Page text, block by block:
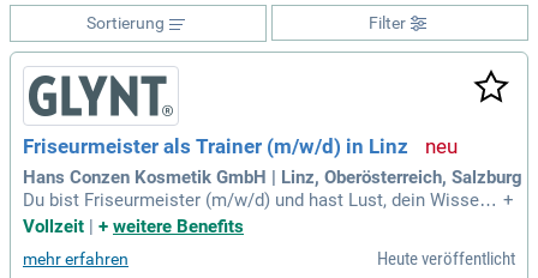
Filter
Sortierung
Friseurmeister als Trainer (m/w/d) in Linz
Hans Conzen Kosmetik GmbH | Linz, Oberösterreich, Salzburg
Du bist Friseurmeister (m/w/d) und hast Lust, dein Wissen
weiterzugeben, statt jeden Tag nur im Salon zu arbeiten? Du
ann haben wir genau den richtigen Job für dich.
+
Vollzeit | + weitere Benefits
mehr erfahren Heute veröffentlicht